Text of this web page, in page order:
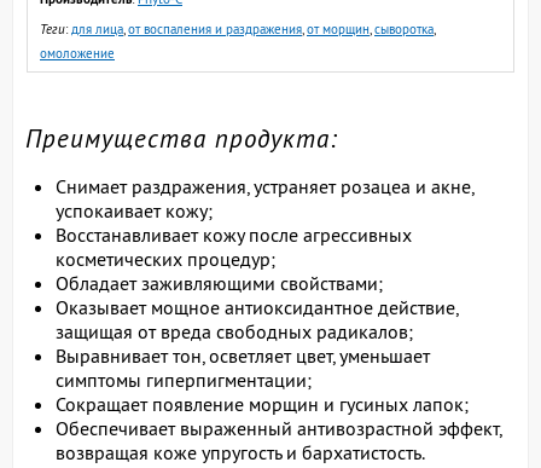
Теги:для лица,от воспаления и раздражения,от морщин,сыворотка,
омоложение
Преимущества продукта:
Снимает раздражения, устраняет розацеа и акне,
успокаивает кожу;
Восстанавливает кожу после агрессивных
косметических процедур;
Обладает заживляющими свойствами;
Оказывает мощное антиоксидантное действие,
защищая от вреда свободных радикалов;
Выравнивает тон, осветляет цвет, уменьшает
симптомы гиперпигментации;
Сокращает появление морщин и гусиных лапок;
Обеспечивает выраженный антивозрастной эффект,
возвращая коже упругость и бархатистость.